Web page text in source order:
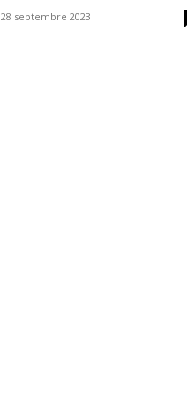
28 septembre 2023